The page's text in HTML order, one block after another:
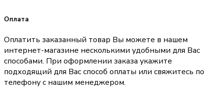
Оплата
Оплатить заказанный товар Вы можете в нашем
интернет-магазине несколькими удобными для Вас
способами. При оформлении заказа укажите
подходящий для Вас способ оплаты или свяжитесь по
телефону с нашим менеджером.